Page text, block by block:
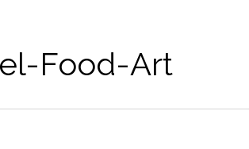
Food-Art